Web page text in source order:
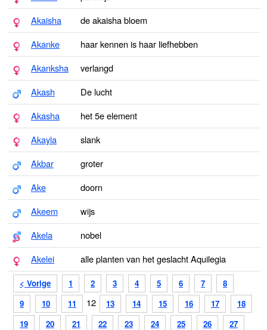
< Vorige 1 2 3 4 5 6 7
8
9
10 11 12 13 14 15 16 17
18
19
20 21 22 23 24 25 26
27
Akaisha
de akaisha bloem
Akanke
haar kennen is haar liefhebben
Akanksha
verlangd
Akash
De lucht
Akasha
het 5e element
Akayla
slank
Akbar
groter
Ake
doorn
Akeem
wijs
Akela
nobel
Akelei
alle planten van het geslacht Aquilegia